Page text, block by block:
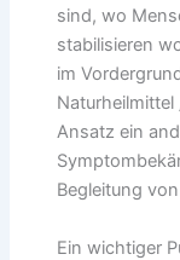
sind, wo
stabilisieren
im
Naturheilmittel
Ansatz ein
Begleitung
Ein wichtiger